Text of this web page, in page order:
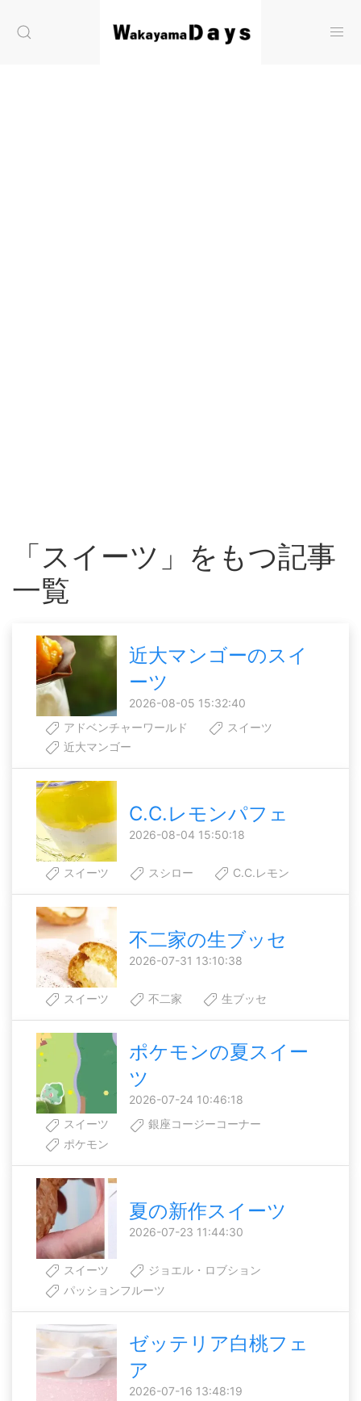
「スイーツ」をもつ記事
一覧
近大マンゴーのスイ
ーツ
2026-08-05 15:32:40
アドベンチャーワールド
スイーツ
近大マンゴー
C.C.レモンパフェ
2026-08-04 15:50:18
スイーツ スシロー C.C.レモン
不二家の生ブッセ
2026-07-31 13:10:38
スイーツ 不二家 生ブッセ
ポケモンの夏スイー
ツ
2026-07-24 10:46:18
スイーツ
銀座コージーコーナー
ポケモン
夏の新作スイーツ
2026-07-23 11:44:30
スイーツ
ジョエル・ロブション
パッションフルーツ
ゼッテリア白桃フェ
ア
2026-07-16 13:48:19